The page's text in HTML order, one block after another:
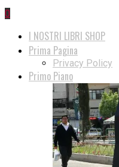
0
I NOSTRI LIBRI SHOP
Prima Pagina
Privacy Policy
Primo Piano